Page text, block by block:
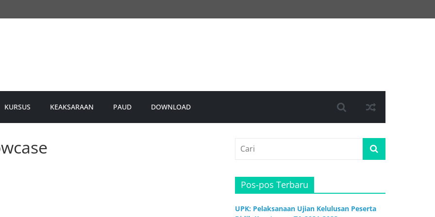
KURSUS KEAKSARAAN PAUD DOWNLOAD
Pos-pos Terbaru
UPK: Pelaksanaan Ujian Kelulusan Peserta